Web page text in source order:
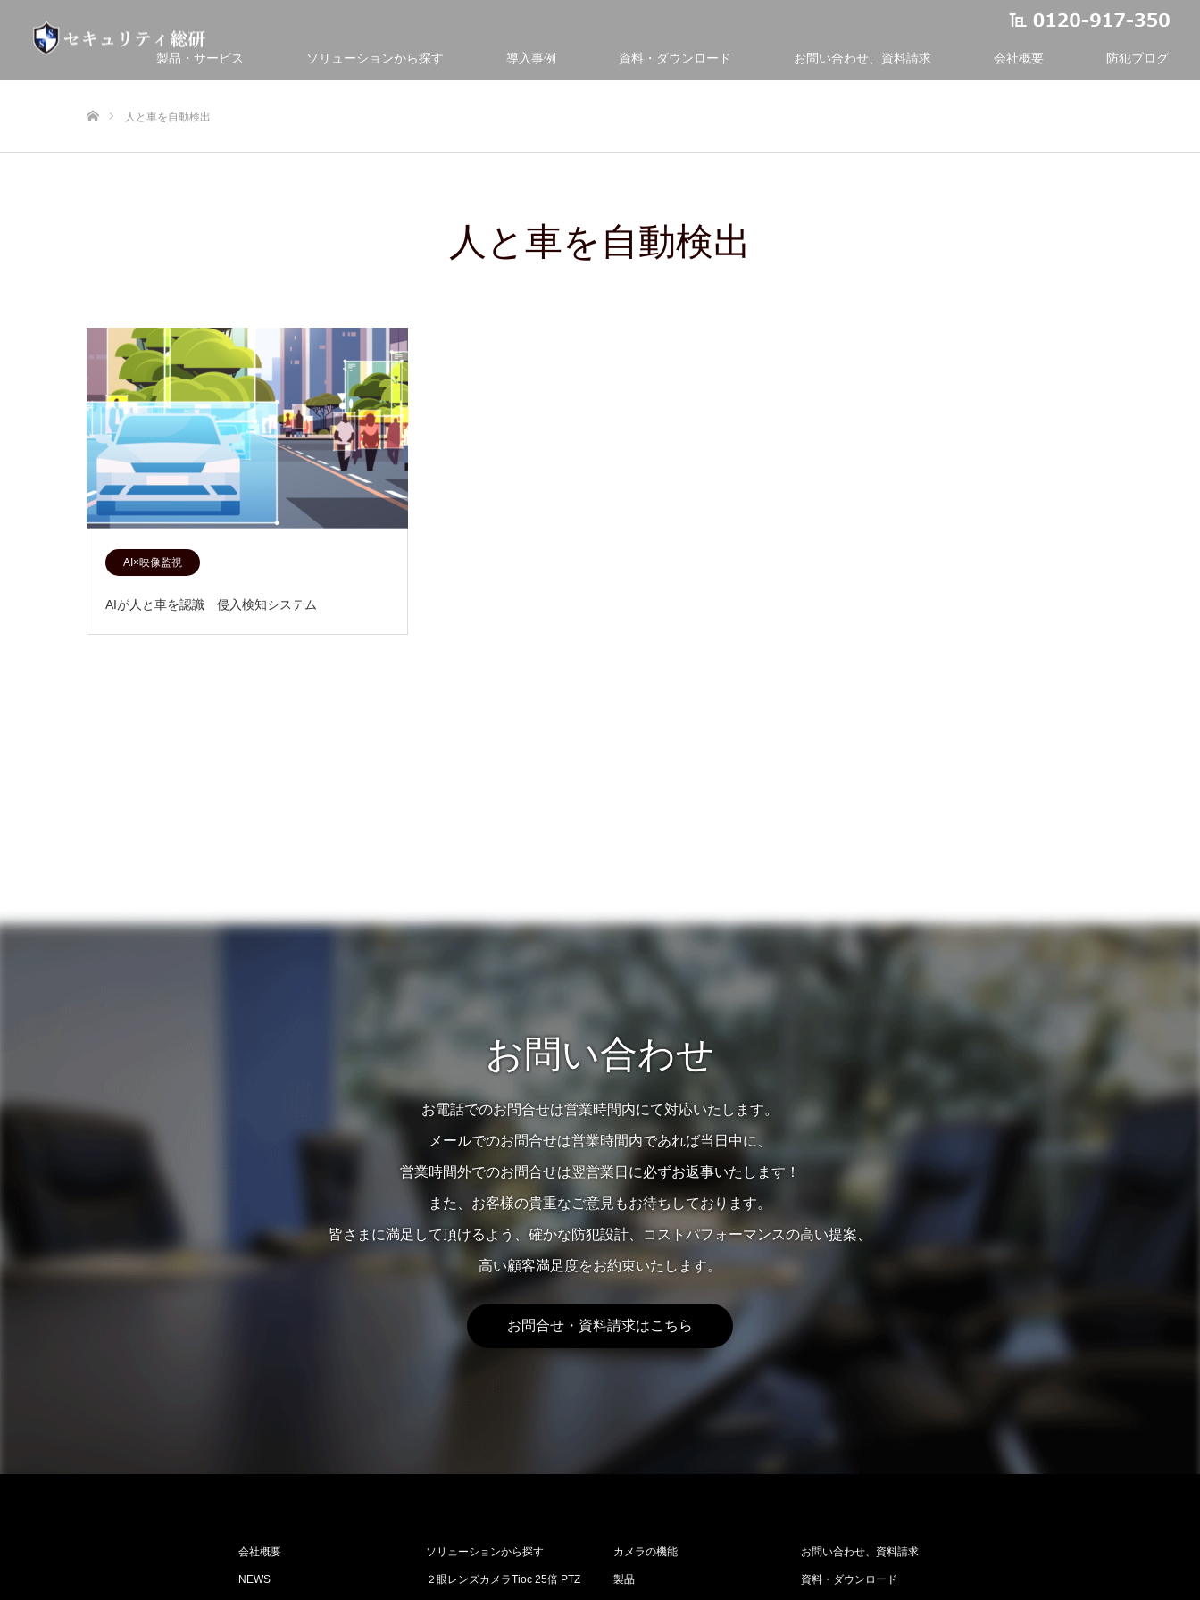
製品・サービス ソリューションから探す 導入事例 資料・ダウンロード お問い合わせ、資料請求 会社概要 防犯ブログ
人と車を自動検出
人と車を自動検出
AI×映像監視
AIが人と車を認識 侵入検知システム
お問い合わせ
お電話でのお問合せは営業時間内にて対応いたします。
メールでのお問合せは営業時間内であれば当日中に、
営業時間外でのお問合せは翌営業日に必ずお返事いたします！
また、お客様の貴重なご意見もお待ちしております。
皆さまに満足して頂けるよう、確かな防犯設計、コストパフォーマンスの高い提案、
高い顧客満足度をお約束いたします。
お問合せ・資料請求はこちら
会社概要
NEWS
ソリューションから探す
２眼レンズカメラTioc 25倍 PTZ
カメラの機能
製品
お問い合わせ、資料請求
資料・ダウンロード